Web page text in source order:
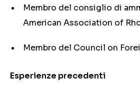
Membro del consiglio di
American Association of
Membro del Council on
Esperienze precedenti